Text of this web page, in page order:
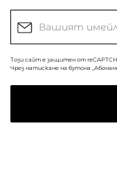
Този сайт е защитен от
Чрез натискане на бутона